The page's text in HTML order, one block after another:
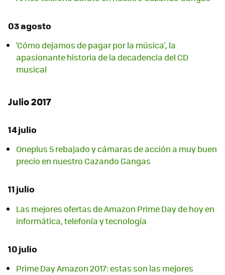
03 agosto
'Cómo dejamos de pagar por la música', la
apasionante historia de la decadencia del CD
musical
Julio 2017
14 julio
Oneplus 5 rebajado y cámaras de acción a muy buen
precio en nuestro Cazando Gangas
11 julio
Las mejores ofertas de Amazon Prime Day de hoy en
informática, telefonía y tecnología
10 julio
Prime Day Amazon 2017: estas son las mejores